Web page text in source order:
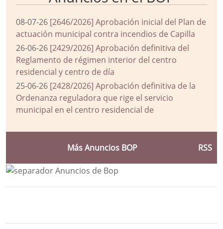
08-07-26 [2646/2026] Aprobación inicial del Plan de
actuación municipal contra incendios de Capilla
26-06-26 [2429/2026] Aprobación definitiva del
Reglamento de régimen interior del centro
residencial y centro de día
25-06-26 [2428/2026] Aprobación definitiva de la
Ordenanza reguladora que rige el servicio
municipal en el centro residencial de
Más Anuncios BOP RSS